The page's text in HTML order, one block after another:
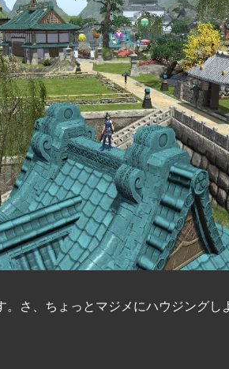
さ、ちょっとマジメにハウジングし